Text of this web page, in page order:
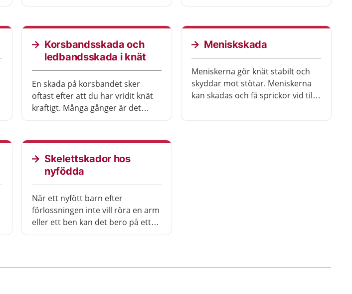
Korsbandsskada och
ledbandsskada i knät
En skada på korsbandet sker
oftast efter att du har vridit knät
kraftigt. Många gånger är det
knät vrids eller böjs åt sidan.
Meniskskada
Meniskerna gör knät stabilt och
skyddar mot stötar. Meniskerna
kan skadas och få sprickor vid till
Skelettskador hos
nyfödda
När ett nyfött barn efter
förlossningen inte vill röra en arm
eller ett ben kan det bero på ett
snabba eller komplicerade